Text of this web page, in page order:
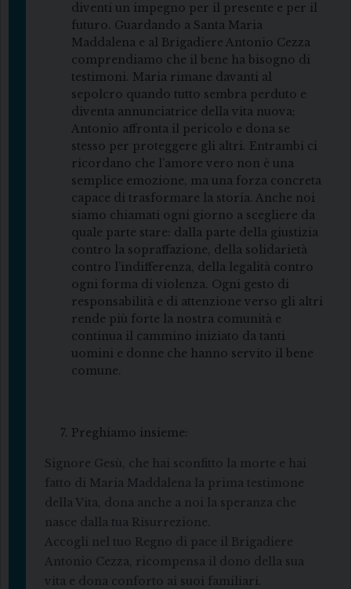
diventi un impegno per il presente e per il
futuro. Guardando a Santa Maria
Maddalena e al Brigadiere Antonio Cezza
comprendiamo che il bene ha bisogno di
testimoni. Maria rimane davanti al
sepolcro quando tutto sembra perduto e
diventa annunciatrice della vita nuova;
Antonio affronta il pericolo e dona se
stesso per proteggere gli altri. Entrambi ci
ricordano che l’amore vero non è una
semplice emozione, ma una forza concreta
capace di trasformare la storia. Anche noi
siamo chiamati ogni giorno a scegliere da
quale parte stare: dalla parte della giustizia
contro la sopraffazione, della solidarietà
contro l’indifferenza, della legalità contro
ogni forma di violenza. Ogni gesto di
responsabilità e di attenzione verso gli altri
rende più forte la nostra comunità e
continua il cammino iniziato da tanti
uomini e donne che hanno servito il bene
comune.
Preghiamo insieme:
Signore Gesù, che hai sconfitto la morte e hai
fatto di Maria Maddalena la prima testimone
della Vita, dona anche a noi la speranza che
nasce dalla tua Risurrezione.
Accogli nel tuo Regno di pace il Brigadiere
Antonio Cezza, ricompensa il dono della sua
vita e dona conforto ai suoi familiari.